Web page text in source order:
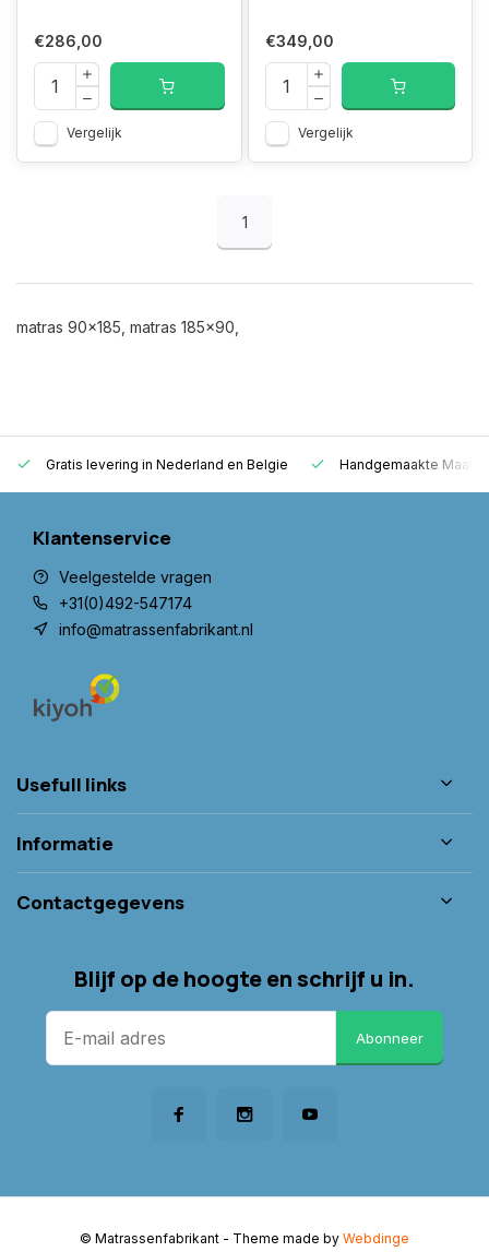
€286,00
Vergelijk
€349,00
Vergelijk
1
matras 90x185, matras 185x90,
Gratis levering in Nederland en Belgie Handgemaakte
Klantenservice
Veelgestelde vragen
+31(0)492-547174
info@matrassenfabrikant.nl
Usefull links
Informatie
Contactgegevens
Blijf op de hoogte en schrijf u in.
Abonneer
© Matrassenfabrikant - Theme made by Webdinge